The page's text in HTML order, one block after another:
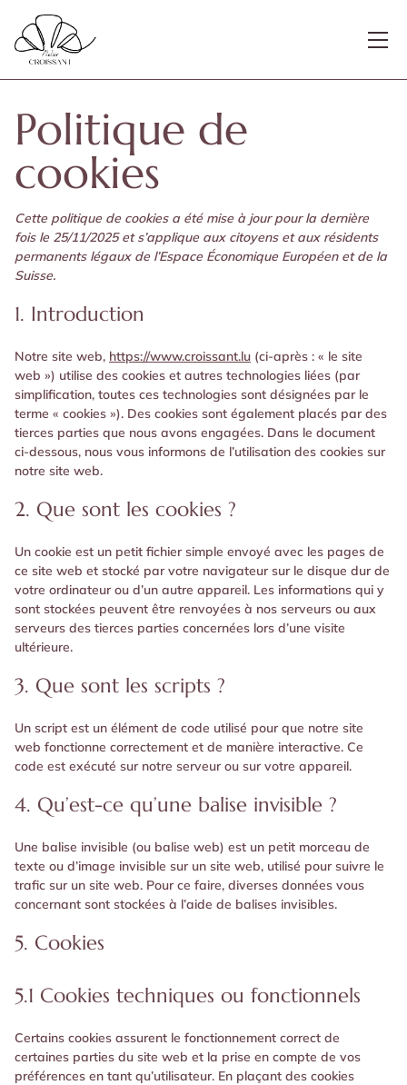
Politique de
cookies
Cette politique de cookies a été mise à jour pour la dernière
fois le 25/11/2025 et s’applique aux citoyens et aux résidents
permanents légaux de l’Espace Économique Européen et de la
Suisse.
1. Introduction
Notre site web, https://www.croissant.lu (ci-après : « le site
web ») utilise des cookies et autres technologies liées (par
simplification, toutes ces technologies sont désignées par le
terme « cookies »). Des cookies sont également placés par des
tierces parties que nous avons engagées. Dans le document
ci-dessous, nous vous informons de l’utilisation des cookies sur
notre site web.
2. Que sont les cookies ?
Un cookie est un petit fichier simple envoyé avec les pages de
ce site web et stocké par votre navigateur sur le disque dur de
votre ordinateur ou d’un autre appareil. Les informations qui y
sont stockées peuvent être renvoyées à nos serveurs ou aux
serveurs des tierces parties concernées lors d’une visite
ultérieure.
3. Que sont les scripts ?
Un script est un élément de code utilisé pour que notre site
web fonctionne correctement et de manière interactive. Ce
code est exécuté sur notre serveur ou sur votre appareil.
4. Qu’est-ce qu’une balise invisible ?
Une balise invisible (ou balise web) est un petit morceau de
texte ou d’image invisible sur un site web, utilisé pour suivre le
trafic sur un site web. Pour ce faire, diverses données vous
concernant sont stockées à l’aide de balises invisibles.
5. Cookies
5.1 Cookies techniques ou fonctionnels
Certains cookies assurent le fonctionnement correct de
certaines parties du site web et la prise en compte de vos
préférences en tant qu’utilisateur. En plaçant des cookies